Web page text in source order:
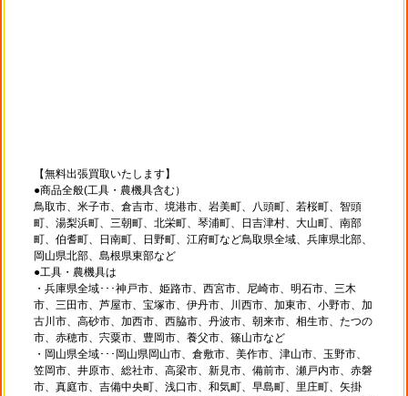
【無料出張買取いたします】
●商品全般(工具・農機具含む）
鳥取市、米子市、倉吉市、境港市、岩美町、八頭町、若桜町、智頭
町、湯梨浜町、三朝町、北栄町、琴浦町、日吉津村、大山町、南部
町、伯耆町、日南町、日野町、江府町など鳥取県全域、兵庫県北部、
岡山県北部、島根県東部など
●工具・農機具は
・兵庫県全域･･･神戸市、姫路市、西宮市、尼崎市、明石市、三木
市、三田市、芦屋市、宝塚市、伊丹市、川西市、加東市、小野市、加
古川市、高砂市、加西市、西脇市、丹波市、朝来市、相生市、たつの
市、赤穂市、宍粟市、豊岡市、養父市、篠山市など
・岡山県全域･･･岡山県岡山市、倉敷市、美作市、津山市、玉野市、
笠岡市、井原市、総社市、高梁市、新見市、備前市、瀬戸内市、赤磐
市、真庭市、吉備中央町、浅口市、和気町、早島町、里庄町、矢掛